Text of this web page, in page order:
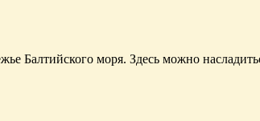
Балтийского моря. Здесь можно